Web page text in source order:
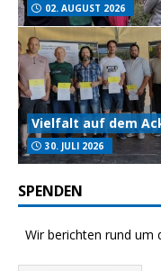
02. AUGUST 2026
Vielfalt auf dem
30. JULI 2026
SPENDEN
Wir berichten rund um